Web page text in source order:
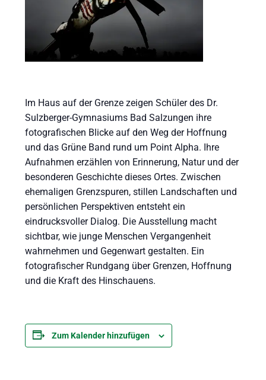
Im Haus auf der Grenze zeigen Schüler des Dr.
Sulzberger-Gymnasiums Bad Salzungen ihre
fotografischen Blicke auf den Weg der Hoffnung
und das Grüne Band rund um Point Alpha. Ihre
Aufnahmen erzählen von Erinnerung, Natur und der
besonderen Geschichte dieses Ortes. Zwischen
ehemaligen Grenzspuren, stillen Landschaften und
persönlichen Perspektiven entsteht ein
eindrucksvoller Dialog. Die Ausstellung macht
sichtbar, wie junge Menschen Vergangenheit
wahrnehmen und Gegenwart gestalten. Ein
fotografischer Rundgang über Grenzen, Hoffnung
und die Kraft des Hinschauens.
Zum Kalender hinzufügen